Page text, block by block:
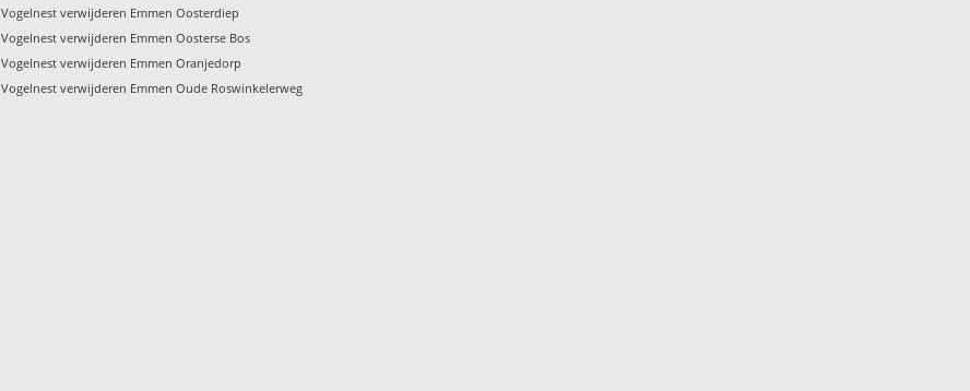
Vogelnest verwijderen Emmen Oosterdiep
Vogelnest verwijderen Emmen Oosterse Bos
Vogelnest verwijderen Emmen Oranjedorp
Vogelnest verwijderen Emmen Oude Roswinkelerweg